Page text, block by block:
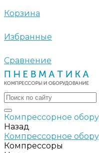
Корзина
Избранные
Сравнение
Компрессорное
Назад
Компрессорное
Компрессоры